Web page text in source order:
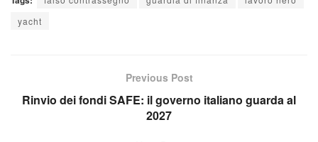
yacht
Previous Post
Rinvio dei fondi SAFE: il governo italiano guarda al
2027